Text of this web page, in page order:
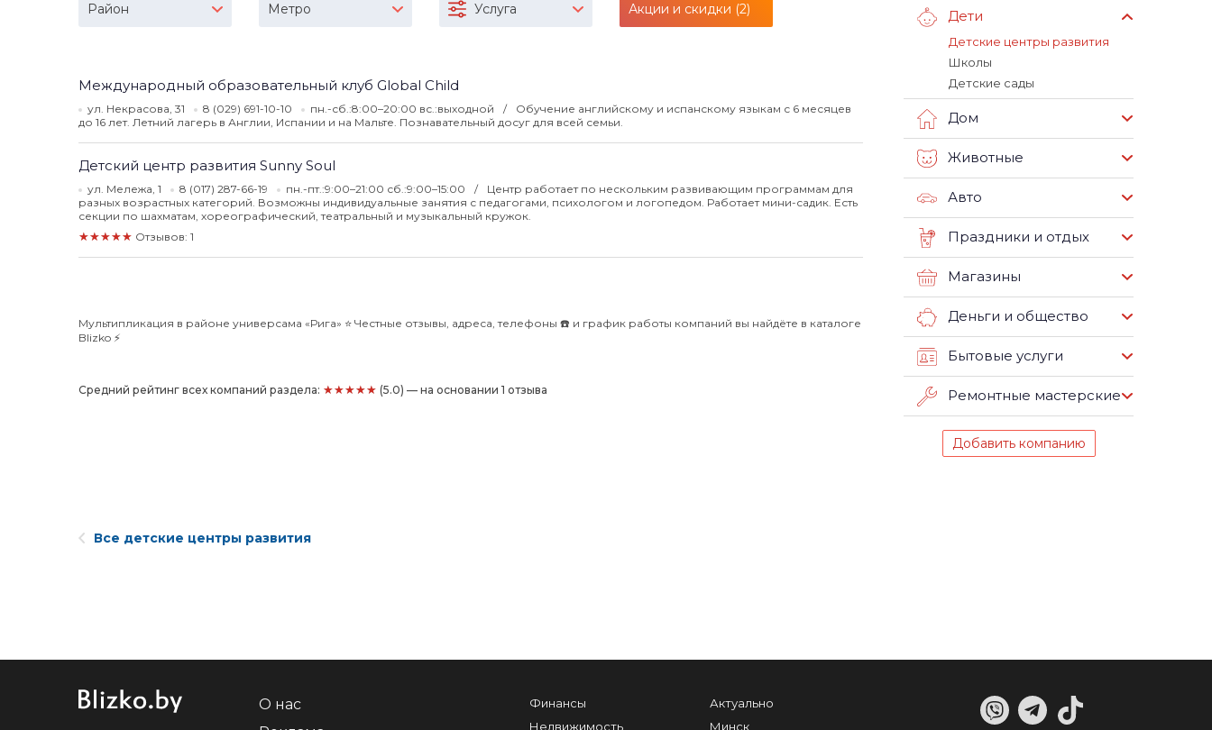
Район Метро Услуга Акции и скидки (2)
Международный образовательный клуб Global Child
ул. Некрасова, 31 8 (029) 691-10-10 пн.-сб.:8:00–20:00 вс.:выходной
Обучение английскому и испанскому языкам с 6 месяцев
до 16 лет. Летний лагерь в Англии, Испании и на Мальте. Познавательный досуг для всей семьи.
Детский центр развития Sunny Soul
ул. Мележа, 1 8 (017) 287-66-19 пн.-пт.:9:00–21:00 сб.:9:00–15:00
Центр работает по нескольким развивающим программам для
разных возрастных категорий. Возможны индивидуальные занятия с педагогами, психологом и логопедом. Работает мини-садик. Есть
секции по шахматам, хореографический, театральный и музыкальный кружок.
★★★★★ Отзывов: 1
Мультипликация в районе универсама «Рига» ⭐️ Честные отзывы, адреса, телефоны ☎️ и график работы компаний вы найдёте в каталоге
Blizko ⚡️
Средний рейтинг всех компаний раздела: ★★★★★ (5.0) — на основании 1 отзыва
Дети
Детские центры развития
Школы
Детские сады
Дом
Животные
Авто
Праздники и отдых
Магазины
Деньги и общество
Бытовые услуги
Ремонтные мастерские
Добавить компанию
Все детские центры развития
О нас
Финансы
Недвижимость
Актуально
Минск